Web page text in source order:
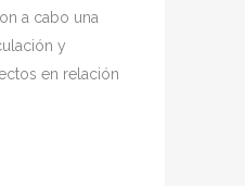
a cabo una
y
en relación